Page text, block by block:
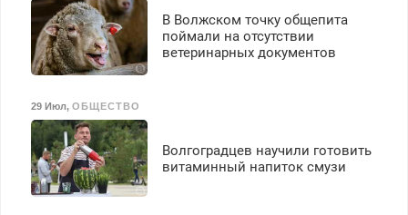
В Волжском точку общепита
поймали на отсутствии
ветеринарных документов
29 Июл, ОБЩЕСТВО
Волгоградцев научили готовить
витаминный напиток смузи